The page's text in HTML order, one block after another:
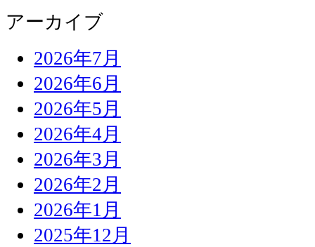
アーカイブ
2026年7月
2026年6月
2026年5月
2026年4月
2026年3月
2026年2月
2026年1月
2025年12月